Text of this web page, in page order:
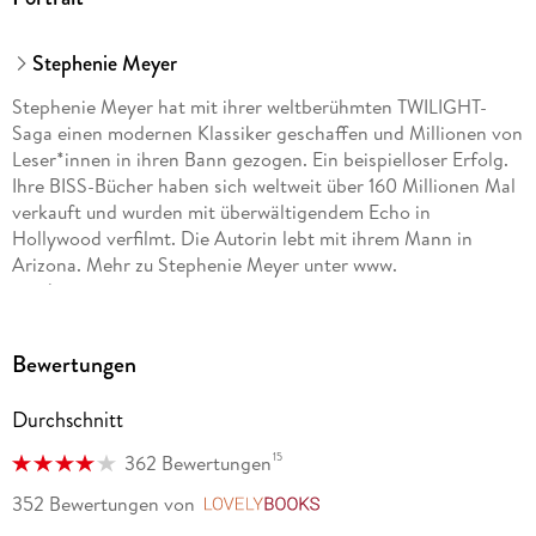
Stephenie Meyer
Stephenie Meyer hat mit ihrer weltberühmten TWILIGHT-
Saga einen modernen Klassiker geschaffen und Millionen von
Leser*innen in ihren Bann gezogen. Ein beispielloser Erfolg.
Ihre BISS-Bücher haben sich weltweit über 160 Millionen Mal
verkauft und wurden mit überwältigendem Echo in
Hollywood verfilmt. Die Autorin lebt mit ihrem Mann in
Arizona. Mehr zu Stephenie Meyer unter www.
stepheniemeyer. com.
Kommunikationswissenschaften, Anglistik und Soziologie.
Übersetzerin selbstständig machte. Ihre Bücher wurden
Annette von der Weppen hat Germanistik, Anglistik und
Romanistik studiert und ist seit 1999 als freiberufliche
Bewertungen
Durchschnitt
362 Bewertungen15
352 Bewertungen von